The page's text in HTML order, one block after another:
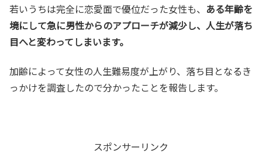
若いうちは完全に恋愛面で優位だった女性も、 ある年齢を
境にして急に男性からのアプローチが減少し、人生が落ち
目へと変わってしまいます。
加齢によって女性の人生難易度が上がり、落ち目となるき
っかけを調査したので分かったことを報告します。
スポンサーリンク